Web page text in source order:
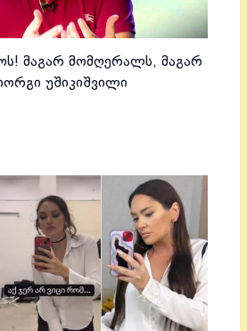
მაგარ მომღერალს, მაგარ
უშიკიშვილი